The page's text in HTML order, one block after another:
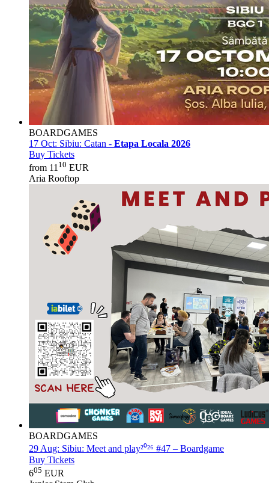
BOARDGAMES
17 Oct: Sibiu: Catan - Etapa Locala 2026
Buy Tickets
from 11 10 EUR
Aria Rooftop
BOARDGAMES
29 Aug: Sibiu: Meet and play²⁰²⁶ #47 – Boardgame
Buy Tickets
605 EUR